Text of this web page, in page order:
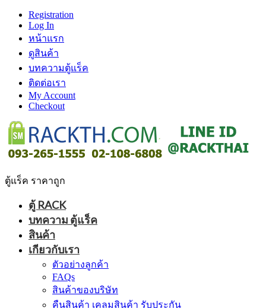
Registration
Log In
หน้าแรก
ดูสินค้า
บทความตู้แร็ค
ติดต่อเรา
My Account
Checkout
ตู้แร็ค ราคาถูก
ตู้ RACK
บทความ ตู้แร็ค
สินค้า
เกียวกับเรา
ตัวอย่างลูกค้า
FAQs
สินค้าของบริษัท
คืนสินค้า เคลมสินค้า รับประกัน